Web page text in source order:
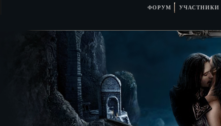
ФОРУМ УЧАСТНИКИ